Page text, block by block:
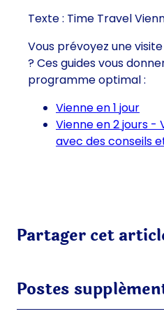
Texte : Time Travel
Vous prévoyez une
? Ces guides vous
programme optimal :
Vienne en 1 jour
Vienne en 2 jours
avec des conseils
Partager cet
Postes